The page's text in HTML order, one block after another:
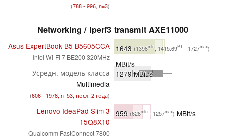
(788 - 996, n=3)
Networking / iperf3 transmit AXE11000
Asus ExpertBook B5 B5605CCA
Intel Wi-Fi 7 BE200 320MHz
1643 (1398min, 1415.69P1 - 1727max)
MBit/s
Усредн. модель класса
Multimedia
(606 - 1978, n=53, посл. 2 года)
1279MBit/s
Lenovo IdeaPad Slim 3
15Q8X10
Qualcomm FastConnect 7800
959 (628min - 1257max) MBit/s